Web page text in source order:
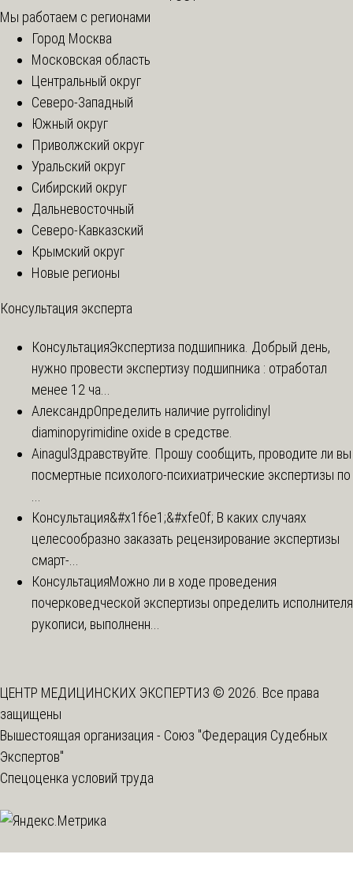
Мы работаем с регионами
Город Москва
Московская область
Центральный округ
Северо-Западный
Южный округ
Приволжский округ
Уральский округ
Сибирский округ
Дальневосточный
Северо-Кавказский
Крымский округ
Новые регионы
Консультация эксперта
КонсультацияЭкспертиза подшипника. Добрый день,
нужно провести экспертизу подшипника : отработал
менее 12 ча...
АлександрОпределить наличие pyrrolidinyl
diaminopyrimidine oxide в средстве.
Ainagul Здравствуйте. Прошу сообщить, проводите ли вы
посмертные психолого-психиатрические экспертизы по
...
Консультация&#x1f6e1;&#xfe0f; В каких случаях
целесообразно заказать рецензирование экспертизы
смарт-...
КонсультацияМожно ли в ходе проведения
почерковедческой экспертизы определить исполнителя
рукописи, выполненн...
ЦЕНТР МЕДИЦИНСКИХ ЭКСПЕРТИЗ © 2026. Все права
защищены
Вышестоящая организация - Союз "Федерация Судебных
Экспертов"
Спецоценка условий труда